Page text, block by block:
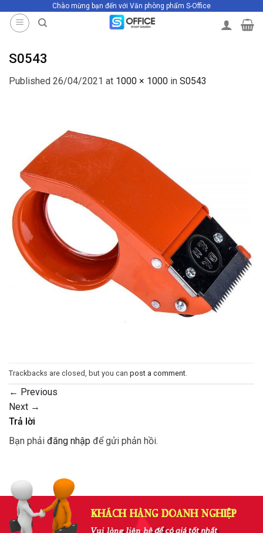
Chào mừng bạn đến với Văn phòng phẩm S-Office
S0543
Published 26/04/2021 at 1000 × 1000 in S0543
Trackbacks are closed, but you can post a comment
← Previous
Next →
Trả lời
Bạn phải đăng nhập để gửi phản hồi.